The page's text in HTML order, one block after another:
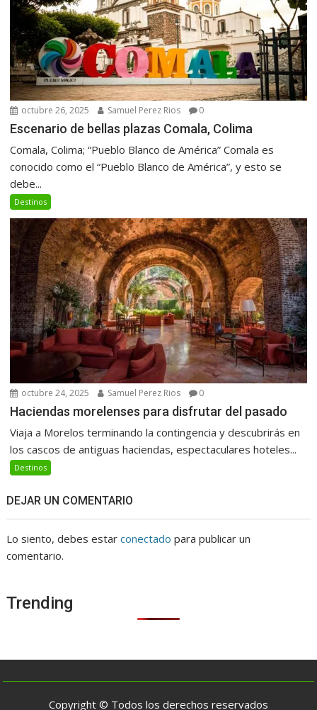
octubre 26, 2025 Samuel Perez Rios 0
Escenario de bellas plazas Comala, Colima
Comala, Colima; “Pueblo Blanco de América” Comala es
conocido como el “Pueblo Blanco de América”, y esto se
debe...
Destinos
octubre 24, 2025 Samuel Perez Rios 0
Haciendas morelenses para disfrutar del pasado
Viaja a Morelos terminando la contingencia y descubrirás en
los cascos de antiguas haciendas, espectaculares hoteles...
Destinos
DEJAR UN COMENTARIO
Lo siento, debes estarconectado para publicar un
comentario.
Trending
Copyright © Todos los derechos reservados